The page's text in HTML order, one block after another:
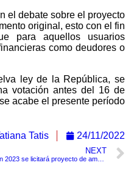
el debate sobre el proyecto
original, esto con el fin
para aquellos usuarios
como deudores o
ley de la República, se
votación antes del 16 de
acabe el presente período
Tatis 24/11/2022
NEXT
En 2023 se licitará proyecto de ampliación del aeropuerto de Cartagena